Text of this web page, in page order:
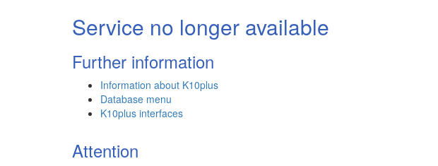
Service no longer available
Further information
Information about K10plus
Database menu
K10plus interfaces
Attention